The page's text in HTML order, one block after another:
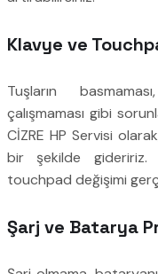
Klavye ve
Tuşların
çalışmaması gibi
CİZRE HP Servisi
bir şekilde gideririz.
touchpad değişimi
Şarj ve Batarya